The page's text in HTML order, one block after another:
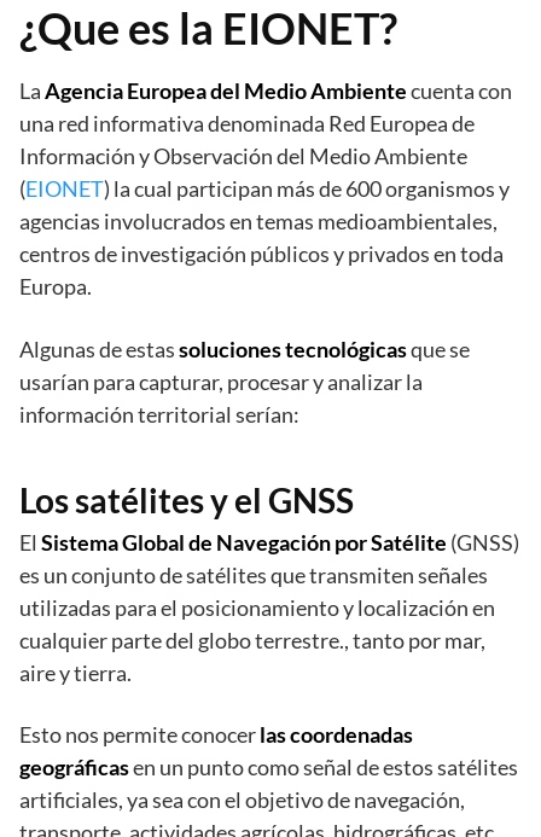
¿Que es la EIONET?
LaAgencia Europea del Medio Ambientecuenta con
una red informativa denominada Red Europea de
Información y Observación del Medio Ambiente
(EIONET) la cual participan más de 600 organismos y
agencias involucrados en temas medioambientales,
centros de investigación públicos y privados en toda
Europa.
Algunas de estassoluciones tecnológicasque se
usarían para capturar, procesar y analizar la
información territorial serían:
Los satélites y el GNSS
El Sistema Global de Navegación por Satélite (GNSS)
es un conjunto de satélites que transmiten señales
utilizadas para el posicionamiento y localización en
cualquier parte del globo terrestre., tanto por mar,
aire y tierra.
Esto nos permite conocerlas coordenadas
geográficasen un punto como señal de estos satélites
artificiales, ya sea con el objetivo de navegación,